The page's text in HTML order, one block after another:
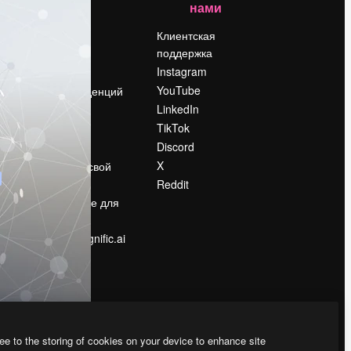
Поиск тенденций
Slidesgo
Продайте свой
Помещение для
Ищете magnific.ai
нами
Клиентская
поддержка
Instagram
YouTube
LinkedIn
TikTok
Discord
X
Reddit
to the storing of cookies on your device to enhance site